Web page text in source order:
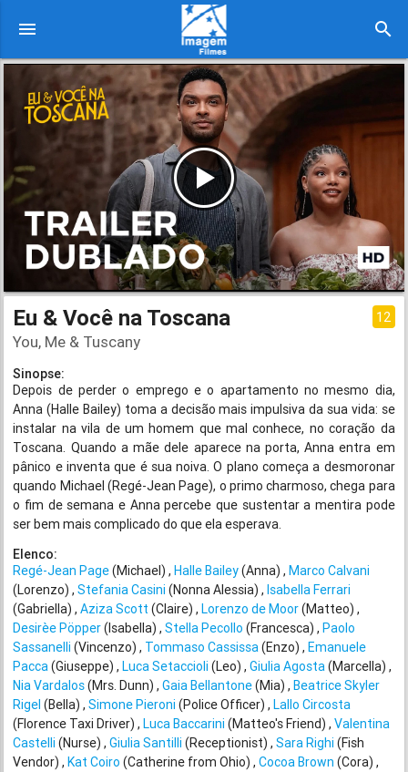
menu search
Eu & Você na Toscana 12
You, Me & Tuscany
Sinopse:
Depois de perder o emprego e o apartamento no mesmo dia,
Anna (Halle Bailey) toma a decisão mais impulsiva da sua vida: se
instalar na vila de um homem que mal conhece, no coração da
Toscana. Quando a mãe dele aparece na porta, Anna entra em
pânico e inventa que é sua noiva. O plano começa a desmoronar
quando Michael (Regé-Jean Page), o primo charmoso, chega para
o fim de semana e Anna percebe que sustentar a mentira pode
ser bem mais complicado do que ela esperava.
Elenco:
Regé-Jean Page(Michael) Halle Bailey(Anna) Marco Calvani
(Lorenzo) Stefania Casini (Nonna Alessia) Isabella Ferrari
(Gabriella) Aziza Scott (Claire) Lorenzo de Moor(Matteo)
Desirèe Pöpper(Isabella) Stella Pecollo (Francesca) Paolo
Sassanelli (Vincenzo) Tommaso Cassissa(Enzo) Emanuele
Pacca(Giuseppe) Luca Setaccioli (Leo) Giulia Agosta(Marcella)
Nia Vardalos(Mrs. Dunn) Gaia Bellantone(Mia) Beatrice Skyler
Rigel (Bella) Simone Pieroni (Police Officer) Lallo Circosta
(Florence Taxi Driver) Luca Baccarini (Matteo's Friend) Valentina
Castelli (Nurse) Giulia Santilli (Receptionist) Sara Righi (Fish
Vendor) Kat Coiro (Catherine from Ohio) Cocoa Brown (Cora)